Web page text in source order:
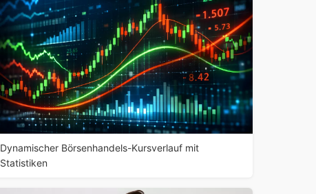
Dynamischer Börsenhandels-Kursverlauf mit
Statistiken